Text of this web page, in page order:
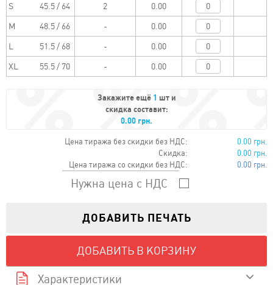
S 45.5 / 64 0.00
M 48.5 / 66 0.00
L 51.5 / 68 0.00
XL 55.5 / 70 0.00
Закажите ещё 1 шт и
скидка составит:
0.00 грн.
Цена тиража без скидки без НДС:
0.00 грн.
Скидка:
0.00 грн.
Цена тиража со скидки без НДС:
0.00 грн.
Нужна цена с НДС
ДОБАВИТЬ ПЕЧАТЬ
ДОБАВИТЬ В КОРЗИНУ
Характеристики